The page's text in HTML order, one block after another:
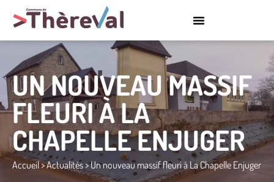
UN NOUVEAU MASSIF
FLEURI À LA
CHAPELLE ENJUGER
Accueil>Actualités>Un nouveau massif fleuri à La Chapelle Enjuger